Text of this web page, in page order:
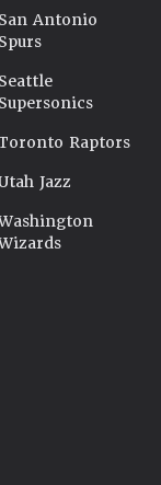
San Antonio
Spurs
Seattle
Supersonics
Raptors
Jazz